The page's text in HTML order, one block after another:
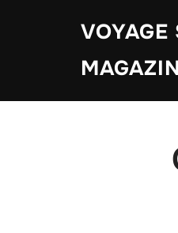
VOYAGE